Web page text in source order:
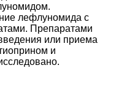
лефлуномида с
Препаратами
или приема
и